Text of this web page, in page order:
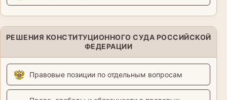
РЕШЕНИЯ КОНСТИТУЦИОННОГО СУДА РОССИЙСКОЙ
ФЕДЕРАЦИИ
Правовые позиции по отдельным вопросам